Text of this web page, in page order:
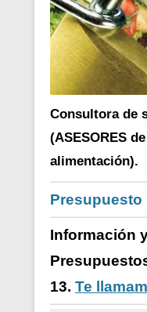
Consultora de
(ASESORES
alimentación).
Información
13. Te